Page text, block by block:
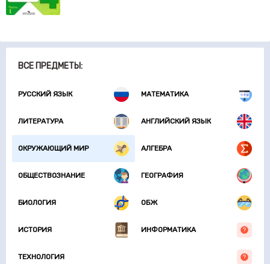
ВСЕ ПРЕДМЕТЫ:
РУССКИЙ ЯЗЫК МАТЕМАТИКА
ЛИТЕРАТУРА АНГЛИЙСКИЙ ЯЗЫК
ОКРУЖАЮЩИЙ МИР АЛГЕБРА
ОБЩЕСТВОЗНАНИЕ ГЕОГРАФИЯ
БИОЛОГИЯ ОБЖ
ИСТОРИЯ ИНФОРМАТИКА
ТЕХНОЛОГИЯ